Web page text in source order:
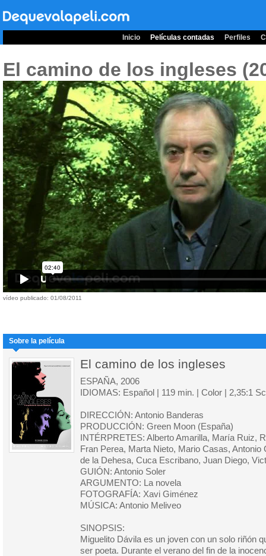
Inicio Películas contadas Perfiles
El camino de los ingleses
vídeo publicado: 01/08/2011
Sobre la película
El camino de los ingleses
ESPAÑA, 2006
IDIOMAS: Español | 119 min. | Color | 2,35:1
DIRECCIÓN: Antonio Banderas
PRODUCCIÓN: Green Moon (España)
INTÉRPRETES: Alberto Amarilla, María Ruiz,
Fran Perea, Marta Nieto, Mario Casas, Antonio
de la Dehesa, Cuca Escribano, Juan Diego,
GUIÓN: Antonio Soler
ARGUMENTO: La novela
FOTOGRAFÍA: Xavi Giménez
MÚSICA: Antonio Meliveo
SINOPSIS:
Miguelito Dávila es un joven con un solo riñón
ser poeta. Durante el verano del fin de la